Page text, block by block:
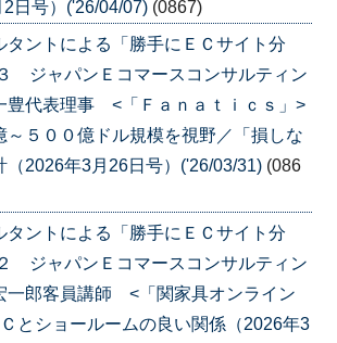
日号）('26/04/07) (0867)
タントによる「勝手にＥＣサイト分
ジャパンＥコマースコンサルティン
代表理事 <「Ｆａｎａｔｉｃｓ」>
５００億ドル規模を視野／「損しな
（2026年3月26日号）('26/03/31) (086
タントによる「勝手にＥＣサイト分
ジャパンＥコマースコンサルティン
郎客員講師 <「関家具オンライン
とショールームの良い関係（2026年3